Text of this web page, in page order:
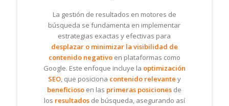
La gestión de resultados en motores de
búsqueda se fundamenta en implementar
estrategias exactas y efectivas para
desplazar o minimizar la visibilidad de
contenido negativoen plataformas como
Google. Este enfoque incluye la optimización
SEO, que posiciona contenido relevante y
beneficioso en las primeras posiciones de
los resultadosde búsqueda, asegurando así